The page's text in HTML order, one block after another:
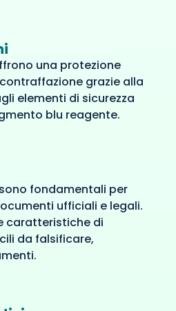
una protezione
grazie alla
elementi di sicurezza
blu reagente.
fondamentali per
ufficiali e legali.
caratteristiche di
da falsificare,